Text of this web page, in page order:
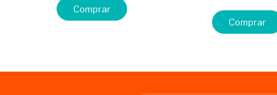
Comprar
Comprar